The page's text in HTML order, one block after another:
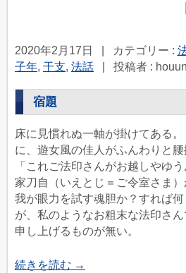
2020年2月17日 カテゴリー :
子年, 干支, 法話 投稿者 : houun
宿題
床に見慣れぬ一軸が掛けてある
に、遊女風の佳人がふんわりと腰
「これご法印さんがお越しやゆ
家刀自（いえとじ＝ご令室さま
我が眼力を試す魂胆か？すれば
が、私のようなお粗末な法印さ
申し上げるものが無い。
続きを読む →